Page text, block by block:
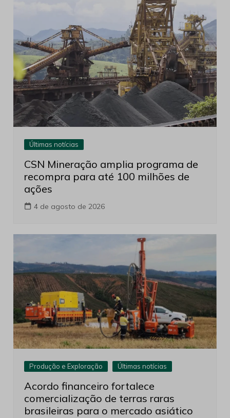
Últimas notícias
CSN Mineração amplia programa de
recompra para até 100 milhões de
ações
4 de agosto de 2026
Produção e Exploração Últimas notícias
Acordo financeiro fortalece
comercialização de terras raras
brasileiras para o mercado asiático